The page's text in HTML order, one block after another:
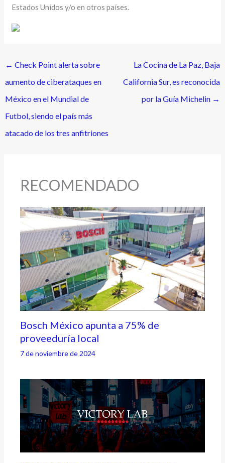
Estados Unidos y/o en otros países.
← Check Point alerta sobre
aumento de ciberataques en
México en el Mundial de
Futbol, siendo el país más
atacado de los tres anfitriones
La Cocina de La Paz, Baja
California Sur, es reconocida
por la Guía Michelin →
RECOMENDADO
Bosch México apunta a 75% de
proveeduría local
7 de noviembre de 2024